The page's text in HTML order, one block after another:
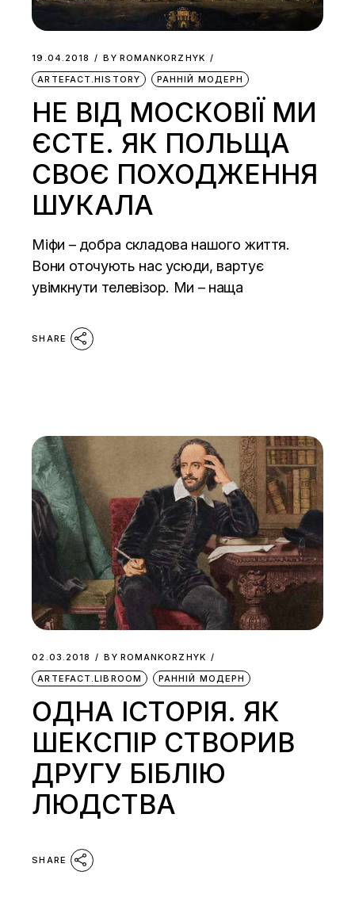
19.04.2018 BY ROMANKORZHYK
ARTEFACT.HISTORY
РАННІЙ МОДЕРН
НЕ ВІД МОСКОВІЇ МИ
ЄСТЕ. ЯК ПОЛЬЩА
СВОЄ ПОХОДЖЕННЯ
ШУКАЛА
Міфи – добра складова нашого життя.
Вони оточують нас усюди, вартує
увімкнути телевізор. Ми – наща
SHARE
02.03.2018 BY ROMANKORZHYK
ARTEFACT.LIBROOM
РАННІЙ МОДЕРН
ОДНА ІСТОРІЯ. ЯК
ШЕКСПІР СТВОРИВ
ДРУГУ БІБЛІЮ
ЛЮДСТВА
SHARE